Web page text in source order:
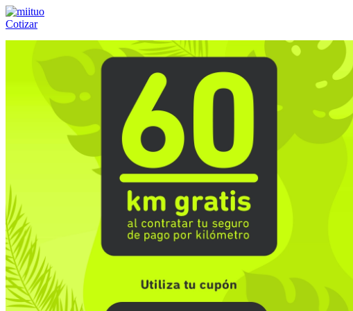
Cotizar
(55) 84-21-05-00ó800-953-00-59